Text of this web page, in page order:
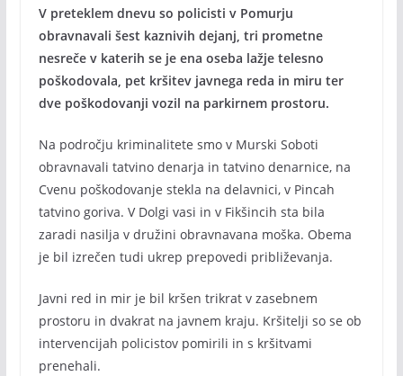
V preteklem dnevu so policisti v Pomurju
obravnavali šest kaznivih dejanj, tri prometne
nesreče v katerih se je ena oseba lažje telesno
poškodovala, pet kršitev javnega reda in miru ter
dve poškodovanji vozil na parkirnem prostoru.
Na področju kriminalitete smo v Murski Soboti
obravnavali tatvino denarja in tatvino denarnice, na
Cvenu poškodovanje stekla na delavnici, v Pincah
tatvino goriva. V Dolgi vasi in v Fikšincih sta bila
zaradi nasilja v družini obravnavana moška. Obema
je bil izrečen tudi ukrep prepovedi približevanja.
Javni red in mir je bil kršen trikrat v zasebnem
prostoru in dvakrat na javnem kraju. Kršitelji so se ob
intervencijah policistov pomirili in s kršitvami
prenehali.